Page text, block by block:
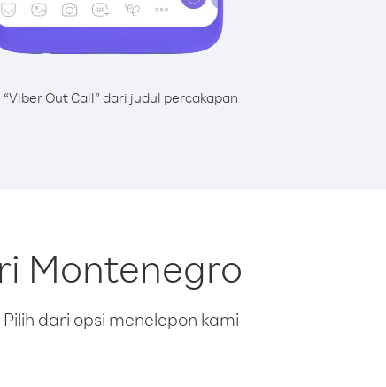
“Viber Out Call” dari judul percakapan
Montenegro
dari opsi menelepon kami